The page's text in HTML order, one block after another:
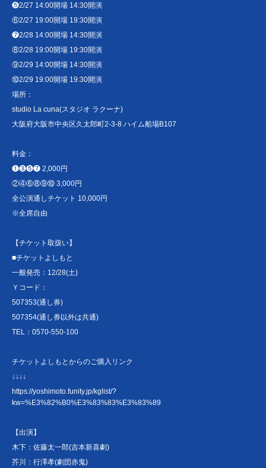
❺2/27 14:00開場 14:30開演
⑥2/27 19:00開場 19:30開演
❼2/28 14:00開場 14:30開演
⑧2/28 19:00開場 19:30開演
⑨2/29 14:00開場 14:30開演
⑩2/29 19:00開場 19:30開演
場所：
studio La cuna(スタジオ ラクーナ)
大阪府大阪市中央区久太郎町2-3-8 ハイム船場B107
料金：
❶❸❺❼ 2,000円
②④⑥⑧⑨⑩ 3,000円
全公演通しチケット 10,000円
※全席自由
【チケット取扱い】
■チケットよしもと
一般発売：12/28(土)
Ｙコード：
507353(通し券)
507354(通し券以外は共通)
TEL：0570-550-100
チケットよしもとからのご購入リンク
↓↓↓↓
https://yoshimoto.funity.jp/kglist/?
kw=%E3%82%B0%E3%83%83%E3%83%89
【出演】
木下：佐藤太一郎(吉本新喜劇)
芥川：行澤孝(劇団赤鬼)